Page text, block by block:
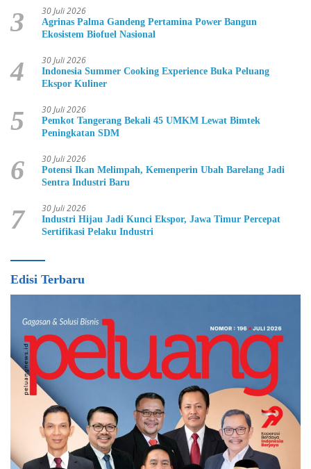
3 30 Juli 2026
Agrinas Palma Gandeng Pertamina Power Bangun
Ekosistem Biofuel Nasional
4 30 Juli 2026
Indonesia Summer Cooking Experience Buka Peluang
Ekspor Kuliner
5 30 Juli 2026
Pemkot Tangerang Bekali 45 UMKM Lewat Bimtek
Peningkatan SDM
6 30 Juli 2026
Potensi Ikan Melimpah, Kemenperin Ubah Barelang Jadi
Sentra Industri Baru
7 30 Juli 2026
Industri Hijau Jadi Kunci Ekspor, Jawa Timur Percepat
Sertifikasi Pelaku Industri
Edisi Terbaru